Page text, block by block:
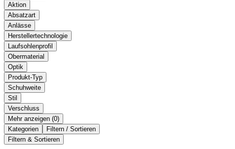
Aktion
Absatzart
Anlässe
Herstellertechnologie
Laufsohlenprofil
Obermaterial
Optik
Produkt-Typ
Schuhweite
Stil
Verschluss
Mehr anzeigen ( )
Kategorien
Filtern / Sortieren
Filtern & Sortieren